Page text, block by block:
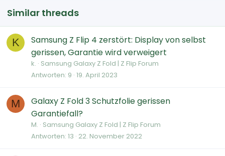
Similar threads
K
Samsung Z Flip 4 zerstört: Display von selbst
gerissen, Garantie wird verweigert
k. Samsung Galaxy Z Fold | Z Flip Forum
Antworten 9 19. April 2023
M
Galaxy Z Fold 3 Schutzfolie gerissen
Garantiefall?
M. Samsung Galaxy Z Fold | Z Flip Forum
Antworten 13 22. November 2022